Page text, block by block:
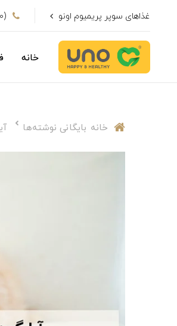
غذاهای سوپر پریمیوم اونو (30 خط) 5255 9101 021
خانه
خانه بایگانی نوشته‌ها